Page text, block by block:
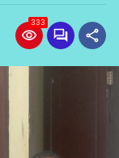
333